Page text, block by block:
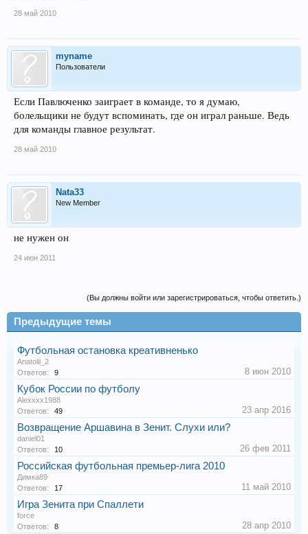
28 май 2010
myname
Пользователи
Если Павлюченко заиграет в команде, то я думаю,
болельщики не будут вспоминать, где он играл раньше. Ведь
для команды главное результат.
28 май 2010
Nata33
New Member
не нужен он
24 июн 2011
(Вы должны войти или зарегистрироваться, чтобы ответить.)
Предыдущие темы
Футбольная остановка креативненько
Anatolii_2
Ответов:
9 8 июн 2010
Кубок России по футболу
Alexxxx1988
Ответов:
49 23 апр 2016
Возвращение Аршавина в Зенит. Слухи или?
daniel01
Ответов:
10 26 фев 2011
Российская футбольная премьер-лига 2010
Димка89
Ответов:
17 11 май 2010
Игра Зенита при Спаллети
force
Ответов:
8 28 апр 2010